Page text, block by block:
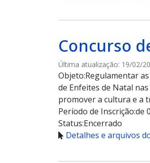
Concurso
Última atualização: 19/02/
Objeto:Regulamentar
de Enfeites de Natal
promover a cultura e a
Período de Inscrição:de
Status:Encerrado
Detalhes e arquivos